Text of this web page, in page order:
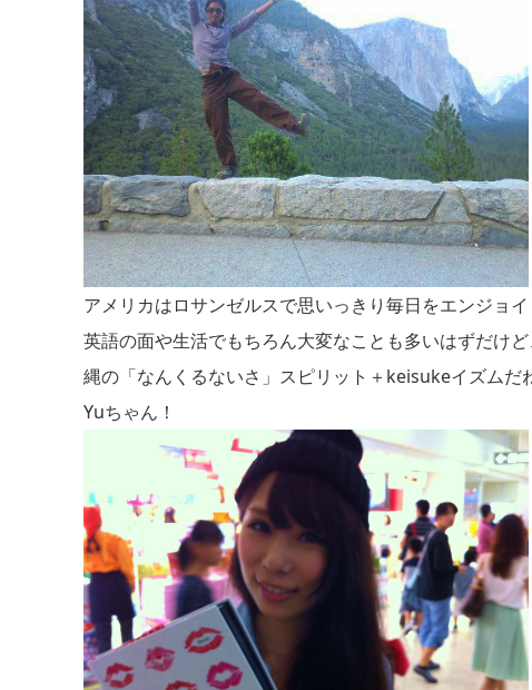
アメリカはロサンゼルスで思いっきり毎日をエンジョイ
英語の面や生活でもちろん大変なことも多いはずだけ
縄の「なんくるないさ」スピリット＋keisukeイズムだ
Yuちゃん！